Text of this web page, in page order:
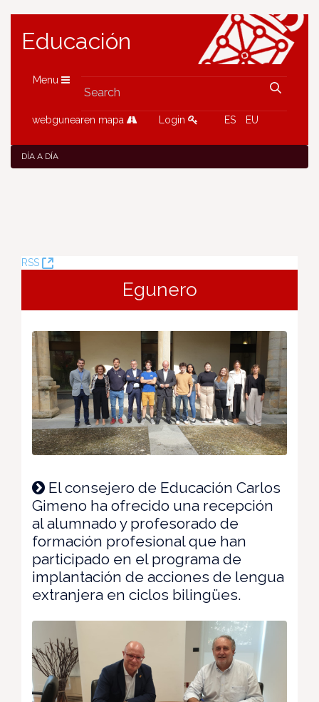
Educación
Menu
webgunearen mapa Login ES EU
DÍA A DÍA
RSS
(Opens
Egunero
El consejero de Educación Carlos
Gimeno ha ofrecido una recepción
al alumnado y profesorado de
formación profesional que han
participado en el programa de
implantación de acciones de lengua
extranjera en ciclos bilingües.